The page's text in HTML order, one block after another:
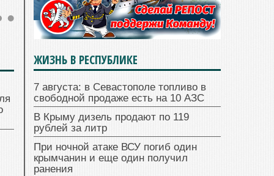
ЖИЗНЬ В РЕСПУБЛИКЕ
7 августа: в Севастополе топливо в
свободной продаже есть на 10 АЗС
В Крыму дизель продают по 119
рублей за литр
При ночной атаке ВСУ погиб один
крымчанин и еще один получил
ранения